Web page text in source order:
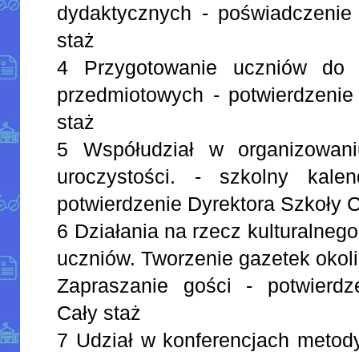
dydaktycznych - poświadczenie
staż
4 Przygotowanie uczniów do
przedmiotowych - potwierdzenie
staż
5 Współudział w
uroczystości. - szkolny
potwierdzenie Dyrektora Szkoły
6 Działania na rzecz
uczniów. Tworzenie gazetek
Zapraszanie gości -
Cały staż
7 Udział w konferencjach